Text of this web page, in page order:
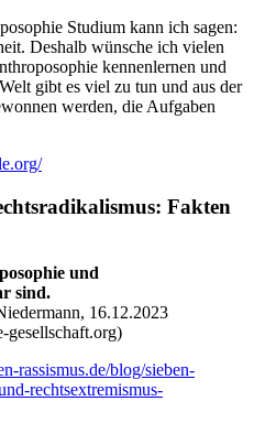
Studium kann ich sagen:
Deshalb wünsche ich vielen
kennenlernen und
gibt es viel zu tun und aus der
werden, die Aufgaben
Fakten
und
sind.
16.12.2023
gesellschaft.org)
rassismus.de/blog/sieben-
rechtsextremismus-